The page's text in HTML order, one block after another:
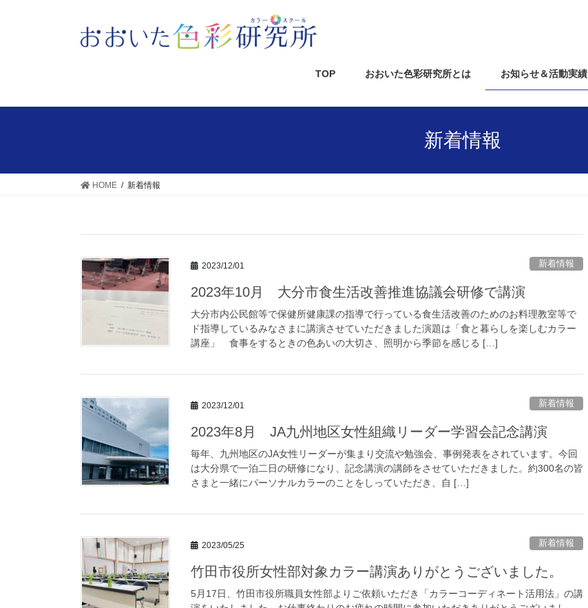
TOP おおいた色彩研究所とは お知らせ＆活動実績
新着情報
HOME 新着情報
2023/12/01 新着情報
2023年10月 大分市食生活改善推進協議会研修で講演
大分市内公民館等で保健所健康課の指導で行っている食生活改善のためのお料理教室等で
ド指導しているみなさまに講演させていただきました演題は「食と暮らしを楽しむカラー
講座」 食事をするときの色あいの大切さ、照明から季節を感じる […]
2023/12/01 新着情報
2023年8月 JA九州地区女性組織リーダー学習会記念講演
毎年、九州地区のJA女性リーダーが集まり交流や勉強会、事例発表をされています。今回
は大分県で一泊二日の研修になり、記念講演の講師をさせていただきました。約300名の皆
さまと一緒にパーソナルカラーのことをしっていただき、自 […]
2023/05/25 新着情報
竹田市役所女性部対象カラー講演ありがとうございました。
5月17日、竹田市役所職員女性部よりご依頼いただき「カラーコーディネート活用法」の講